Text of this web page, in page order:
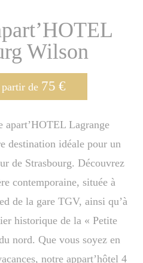
Wilson
de 75 €
apart’HOTEL Lagrange
destination idéale pour un
de Strasbourg. Découvrez
contemporaine, située à
de la gare TGV, ainsi qu’à
historique de la « Petite
nord. Que vous soyez en
notre appart’hôtel 4